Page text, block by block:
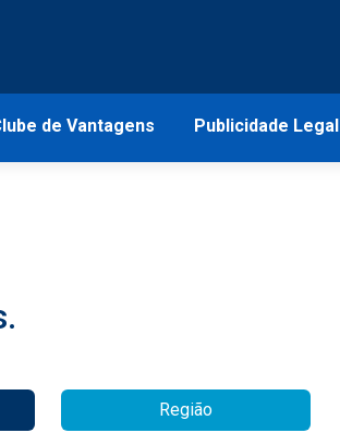
de Vantagens Publicidade Legal
Região